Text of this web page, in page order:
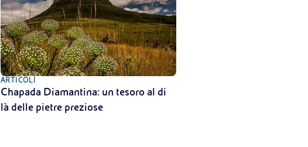
ARTICOLI
Chapada Diamantina: un tesoro al di
là delle pietre preziose